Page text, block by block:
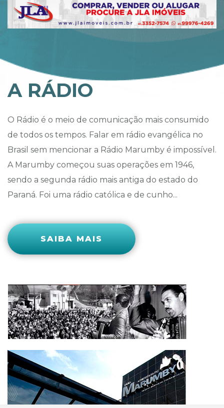
A RÁDIO
O Rádio é o meio de comunicação mais consumido
de todos os tempos. Falar em rádio evangélica no
Brasil sem mencionar a Rádio Marumby é impossível.
A Marumby começou suas operações em 1946,
sendo a segunda rádio mais antiga do estado do
Paraná. Foi uma rádio católica e de cunho...
SAIBA MAIS